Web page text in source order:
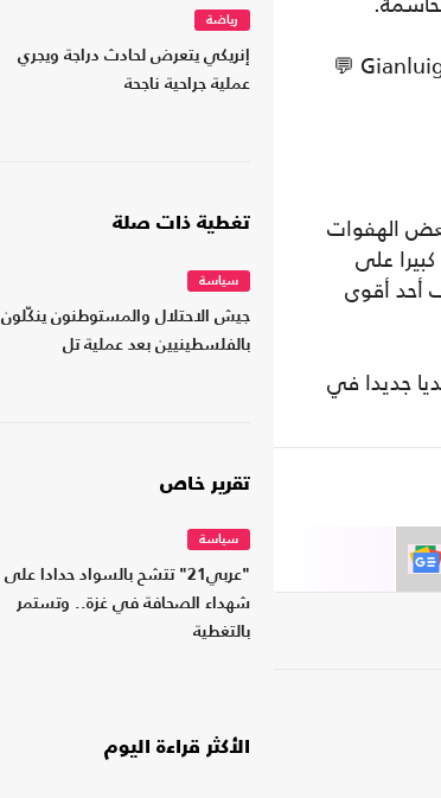
💬
باريس سان جيرمان في عام 2021، بسبب بعض الهفوات
على
أحد أقوى
جديدا في
رياضة
إنريكي يتعرض لحادث دراجة ويجري
عملية جراحية ناجحة
تغطية ذات صلة
سياسة
جيش الاحتلال والمستوطنون ينكّلون
بالفلسطينيين بعد عملية تل
تقرير خاص
سياسة
"عربي21" تتشح بالسواد حدادا على
شهداء الصحافة في غزة.. وتستمر
بالتغطية
الأكثر قراءة اليوم